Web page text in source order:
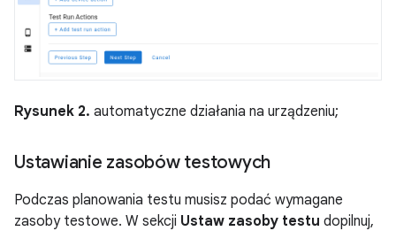
Rysunek 2. automatyczne działania na urządzeniu;
Ustawianie zasobów testowych
Podczas planowania testu musisz podać wymagane
zasoby testowe. W sekcji Ustaw zasoby testu dopilnuj,